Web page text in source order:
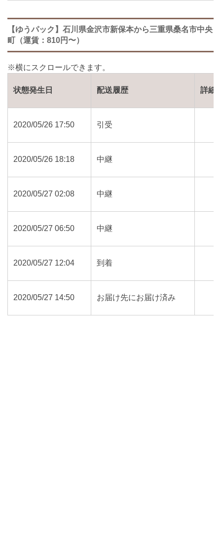
【ゆうパック】石川県金沢市新保本から三重県桑名市中央
町（運賃：810円〜）
状態発生日 配送履歴 詳細
2020/05/26 17:50 引受
2020/05/26 18:18 中継
2020/05/27 02:08 中継
2020/05/27 06:50 中継
2020/05/27 12:04 到着
2020/05/27 14:50 お届け先にお届け済み